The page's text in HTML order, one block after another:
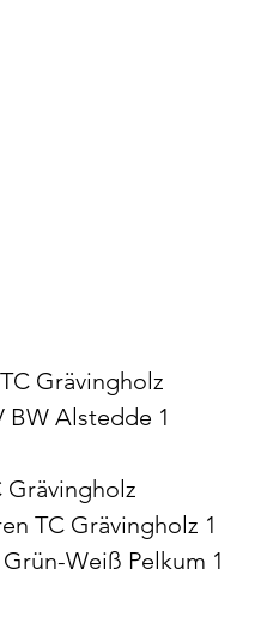
Grävingholz
BW Alstedde 1
Grävingholz
TC Grävingholz 1
Weiß Pelkum 1